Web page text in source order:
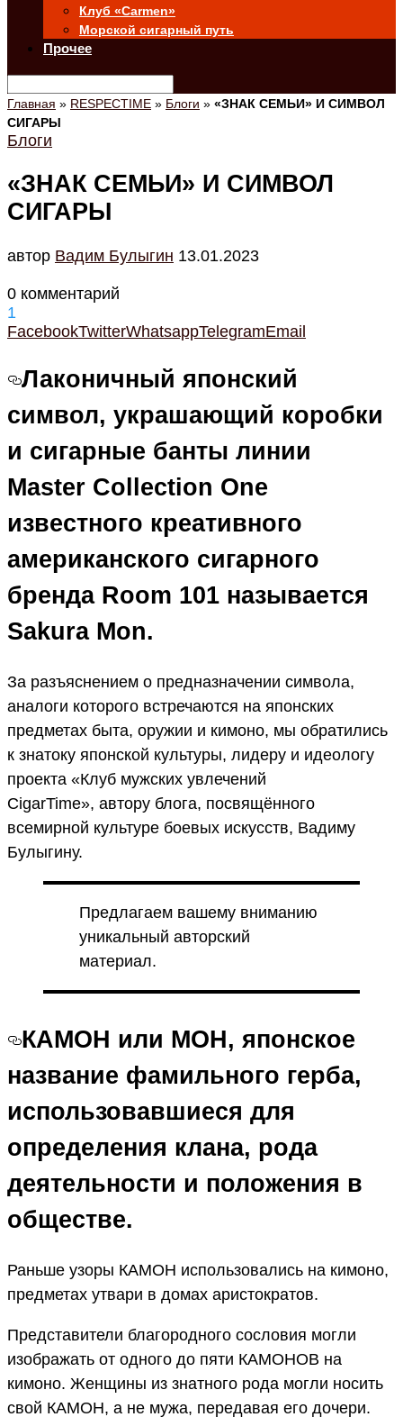
Клуб «Carmen»
Морской сигарный путь
Прочее
Главная » RESPECTIME » Блоги » «ЗНАК СЕМЬИ» И СИМВОЛ
СИГАРЫ
Блоги
«ЗНАК СЕМЬИ» И СИМВОЛ
СИГАРЫ
автор Вадим Булыгин 13.01.2023
0 комментарий
1
FacebookTwitterWhatsappTelegramEmail
Лаконичный японский
символ, украшающий коробки
и сигарные банты линии
Master Collection One
известного креативного
американского сигарного
бренда Room 101 называется
Sakura Mon.
За разъяснением о предназначении символа,
аналоги которого встречаются на японских
предметах быта, оружии и кимоно, мы обратились
к знатоку японской культуры, лидеру и идеологу
проекта «Клуб мужских увлечений
CigarTime», автору блога, посвящённого
всемирной культуре боевых искусств, Вадиму
Булыгину.
Предлагаем вашему вниманию
уникальный авторский
материал.
КАМОН или МОН, японское
название фамильного герба,
использовавшиеся для
определения клана, рода
деятельности и положения в
обществе.
Раньше узоры КАМОН использовались на кимоно,
предметах утвари в домах аристократов.
Представители благородного сословия могли
изображать от одного до пяти КАМОНОВ на
кимоно. Женщины из знатного рода могли носить
свой КАМОН, а не мужа, передавая его дочери.